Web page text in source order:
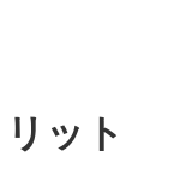
ット